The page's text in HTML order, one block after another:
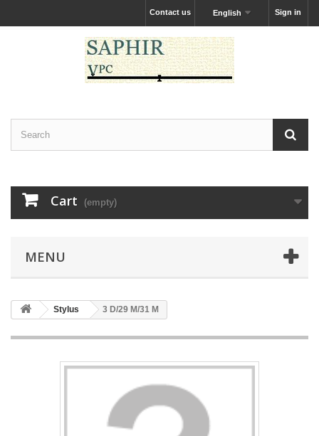
Sign in
English
Contact us
Cart (empty)
MENU
Stylus 3 D/29 M/31 M